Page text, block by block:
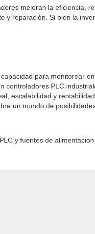
mejoran la eficiencia,
reparación. Si bien la
para monitorear
PLC
escalabilidad y
un mundo de
y fuentes de